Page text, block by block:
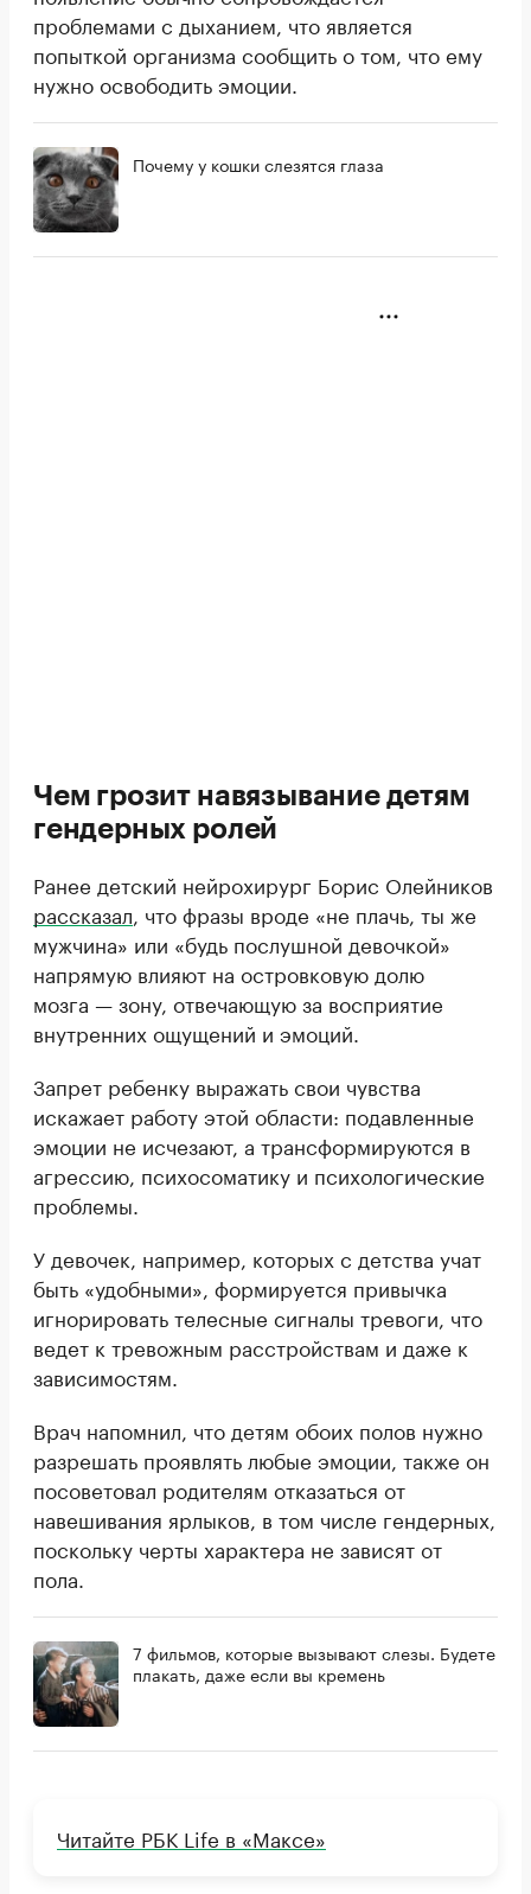
проблемами с дыханием, что является
попыткой организма сообщить о том, что ему
нужно освободить эмоции.
Почему у кошки слезятся глаза
Чем грозит навязывание детям
гендерных ролей
Ранее детский нейрохирург Борис Олейников
рассказал, что фразы вроде «не плачь, ты же
мужчина» или «будь послушной девочкой»
напрямую влияют на островковую долю
мозга — зону, отвечающую за восприятие
внутренних ощущений и эмоций.
Запрет ребенку выражать свои чувства
искажает работу этой области: подавленные
эмоции не исчезают, а трансформируются в
агрессию, психосоматику и психологические
проблемы.
У девочек, например, которых с детства учат
быть «удобными», формируется привычка
игнорировать телесные сигналы тревоги, что
ведет к тревожным расстройствам и даже к
зависимостям.
Врач напомнил, что детям обоих полов нужно
разрешать проявлять любые эмоции, также он
посоветовал родителям отказаться от
навешивания ярлыков, в том числе гендерных,
поскольку черты характера не зависят от
пола.
7 фильмов, которые вызывают слезы. Будете
плакать, даже если вы кремень
Читайте РБК Life в «Максе»